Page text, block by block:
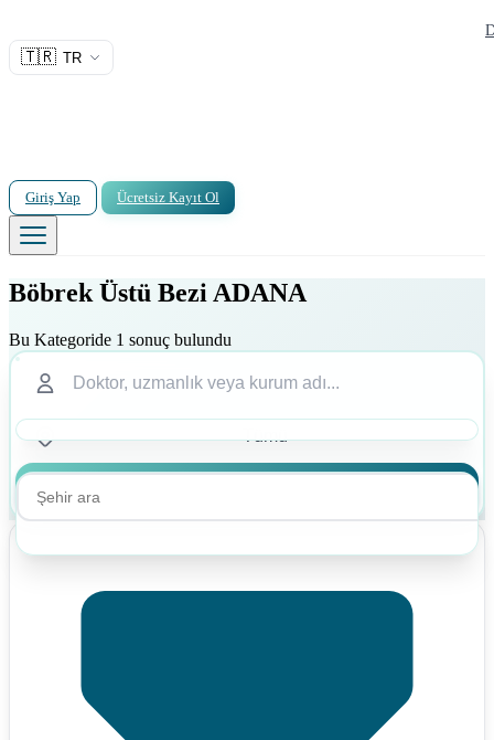
🇹🇷 TR
Giriş Yap Ücretsiz Kayıt Ol
Böbrek Üstü Bezi ADANA
Bu Kategoride 1 sonuç bulundu